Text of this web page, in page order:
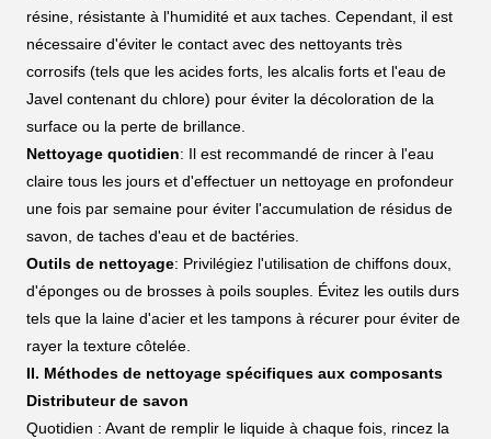
résine, résistante à l'humidité et aux taches. Cependant, il est
nécessaire d'éviter le contact avec des nettoyants très
corrosifs (tels que les acides forts, les alcalis forts et l'eau de
Javel contenant du chlore) pour éviter la décoloration de la
surface ou la perte de brillance.
Nettoyage quotidien: Il est recommandé de rincer à l'eau
claire tous les jours et d'effectuer un nettoyage en profondeur
une fois par semaine pour éviter l'accumulation de résidus de
savon, de taches d'eau et de bactéries.
Outils de nettoyage: Privilégiez l'utilisation de chiffons doux,
d'éponges ou de brosses à poils souples. Évitez les outils durs
tels que la laine d'acier et les tampons à récurer pour éviter de
rayer la texture côtelée.
II. Méthodes de nettoyage spécifiques aux composants
Distributeur de savon
Quotidien : Avant de remplir le liquide à chaque fois, rincez la